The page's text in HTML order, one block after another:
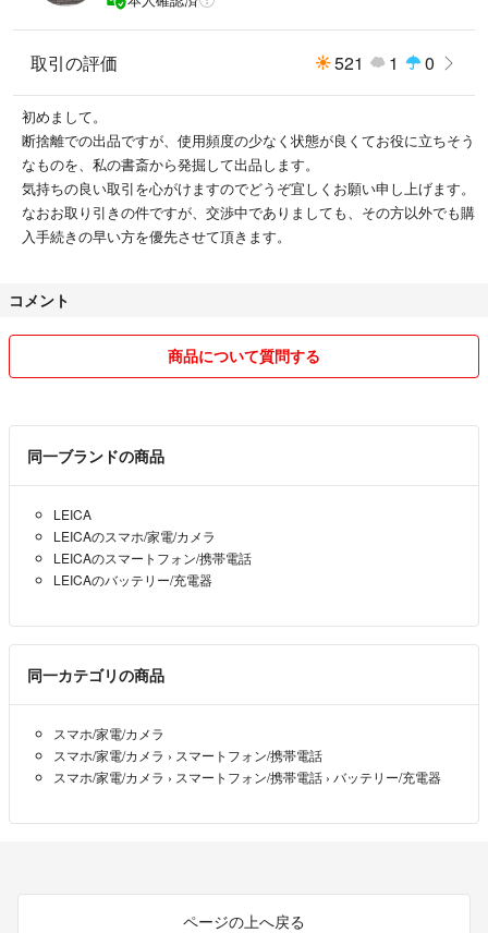
取引の評価 521 1 0
初めまして。
断捨離での出品ですが、使用頻度の少なく状態が良くてお役に立ちそう
なものを、私の書斎から発掘して出品します。
気持ちの良い取引を心がけますのでどうぞ宜しくお願い申し上げます。
なおお取り引きの件ですが、交渉中でありましても、その方以外でも購
入手続きの早い方を優先させて頂きます。
コメント
商品について質問する
同一ブランドの商品
LEICA
LEICAのスマホ/家電/カメラ
LEICAのスマートフォン/携帯電話
LEICAのバッテリー/充電器
同一カテゴリの商品
スマホ/家電/カメラ
スマホ/家電/カメラ › スマートフォン/携帯電話
スマホ/家電/カメラ › スマートフォン/携帯電話 › バッテリー/充電器
ページの上へ戻る